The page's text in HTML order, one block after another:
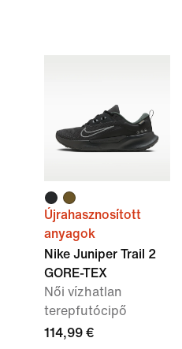
Újrahasznosított
anyagok
Nike Juniper Trail 2
GORE-TEX
Női vízhatlan
terepfutócipő
114,99 €